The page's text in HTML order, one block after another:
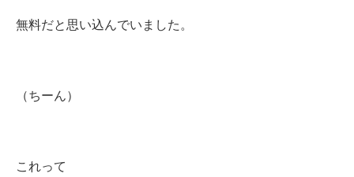
無料だと思い込んでいました。
（ちーん）
これって